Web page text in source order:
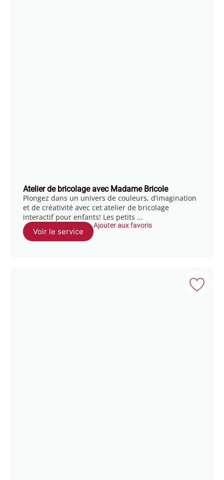
Atelier de bricolage avec Madame Bricole
Plongez dans un univers de couleurs, d’imagination
et de créativité avec cet atelier de bricolage
interactif pour enfants! Les petits …
Voir le service
Ajouter aux favoris